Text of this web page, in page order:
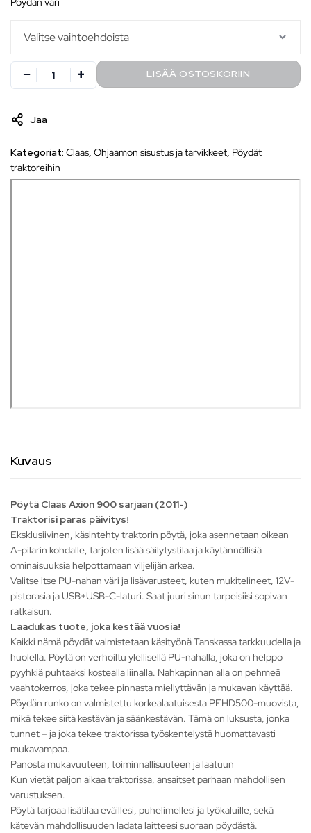
LISÄÄ OSTOSKORIIN
Jaa
Kategoriat: Claas, Ohjaamon sisustus ja tarvikkeet, Pöydät
traktoreihin
Kuvaus
Pöytä Claas Axion 900 sarjaan (2011-)
Traktorisi paras päivitys!
Eksklusiivinen, käsintehty traktorin pöytä, joka asennetaan oikean
A-pilarin kohdalle, tarjoten lisää säilytystilaa ja käytännöllisiä
ominaisuuksia helpottamaan viljelijän arkea.
Valitse itse PU-nahan väri ja lisävarusteet, kuten mukitelineet, 12V-
pistorasia ja USB+USB-C-laturi. Saat juuri sinun tarpeisiisi sopivan
ratkaisun.
Laadukas tuote, joka kestää vuosia!
Kaikki nämä pöydät valmistetaan käsityönä Tanskassa tarkkuudella ja
huolella. Pöytä on verhoiltu ylellisellä PU-nahalla, joka on helppo
pyyhkiä puhtaaksi kostealla liinalla. Nahkapinnan alla on pehmeä
vaahtokerros, joka tekee pinnasta miellyttävän ja mukavan käyttää.
Pöydän runko on valmistettu korkealaatuisesta PEHD500-muovista,
mikä tekee siitä kestävän ja säänkestävän. Tämä on luksusta, jonka
tunnet – ja joka tekee traktorissa työskentelystä huomattavasti
mukavampaa.
Panosta mukavuuteen, toiminnallisuuteen ja laatuun
Kun vietät paljon aikaa traktorissa, ansaitset parhaan mahdollisen
varustuksen.
Pöytä tarjoaa lisätilaa eväillesi, puhelimellesi ja työkaluille, sekä
kätevän mahdollisuuden ladata laitteesi suoraan pöydästä.